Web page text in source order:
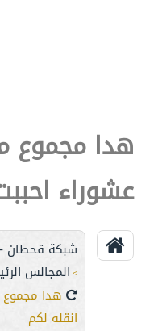
هدا مجموع
عشوراء
شبكة قحطان
> المجالس
هدا
انقله لكم